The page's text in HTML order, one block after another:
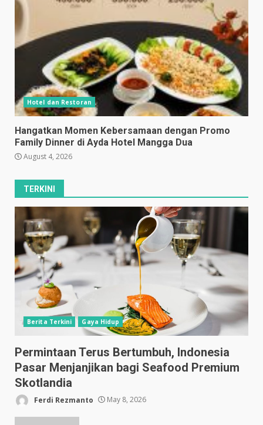
Hotel dan Restoran
Hangatkan Momen Kebersamaan dengan Promo
Family Dinner di Ayda Hotel Mangga Dua
August 4, 2026
TERKINI
Berita Terkini Gaya Hidup
Permintaan Terus Bertumbuh, Indonesia
Pasar Menjanjikan bagi Seafood Premium
Skotlandia
Ferdi Rezmanto May 8, 2026